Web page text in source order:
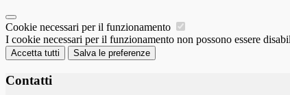
Cookie necessari per il funzionamento
I cookie necessari per il funzionamento non possono essere
Accetta tutti Salva le preferenze
Contatti